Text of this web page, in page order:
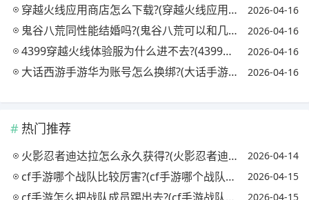
穿越火线应用商店怎么下载?(穿越火线应用商店怎么下载不了) 2026-04-16
鬼谷八荒同性能结婚吗?(鬼谷八荒可以和几个人结缘) 2026-04-16
4399穿越火线体验服为什么进不去?(4399游戏盒穿越火线体验服号) 2026-04-16
大话西游手游华为账号怎么换绑?(大话手游华为帐号换绑) 2026-04-16
热门推荐
火影忍者迪达拉怎么永久获得?(火影忍者迪达拉怎么获取) 2026-04-14
cf手游哪个战队比较厉害?(cf手游哪个战队最强) 2026-04-15
2026-04-15